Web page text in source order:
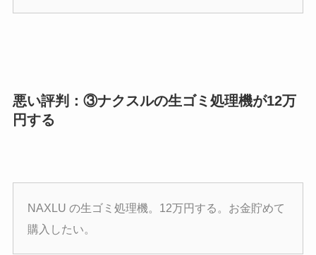
悪い評判：③ナクスルの生ゴミ処理機が12万
円する
NAXLU の生ゴミ処理機。12万円する。お金貯めて
購入したい。